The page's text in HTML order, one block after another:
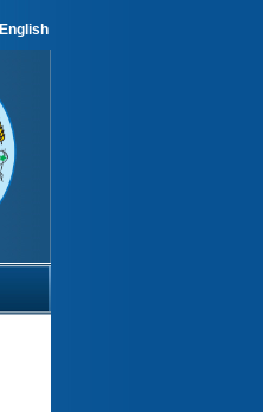
English